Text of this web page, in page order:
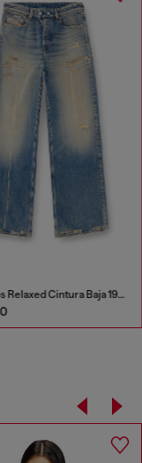
Vaqueros Relaxed Cintura Baja 1996 D-Sire